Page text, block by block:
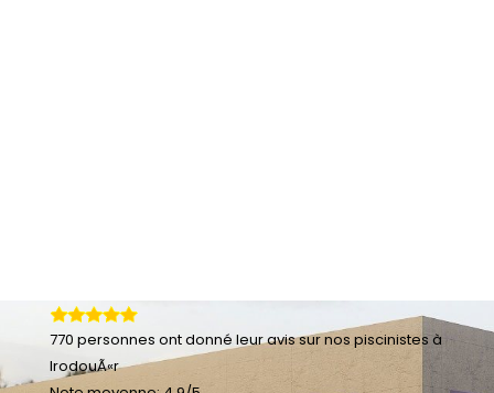
770 personnes ont donné leuravis sur nos piscinistes à
IrodouÃ«r